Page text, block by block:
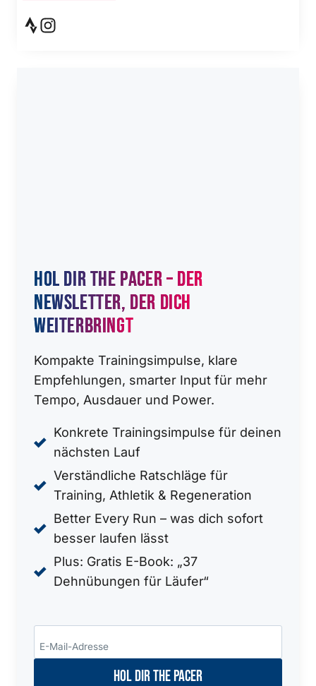
Hol dir the pacer – der
newsletter, der dich
weiterbringt
Kompakte Trainingsimpulse, klare
Empfehlungen, smarter Input für mehr
Tempo, Ausdauer und Power.
Konkrete Trainingsimpulse für deinen
nächsten Lauf
Verständliche Ratschläge für
Training, Athletik & Regeneration
Better Every Run – was dich sofort
besser laufen lässt
Plus: Gratis E-Book: „37
Dehnübungen für Läufer“
Hol dir THE PACER